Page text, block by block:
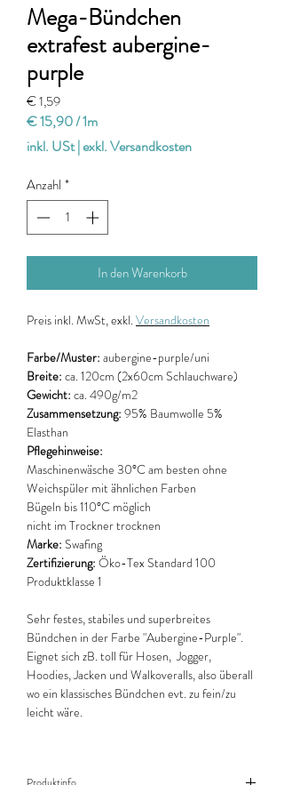
Mega-Bündchen
extrafest aubergine-
purple
€ 1,59Preis
€ 15,90/1m
€ 15,90
pro
1
Meter
inkl. USt|exkl. Versandkosten
Anzahl *
In den Warenkorb
Preis inkl. MwSt, exkl. Versandkosten
Farbe/Muster: aubergine-purple/uni
Breite: ca. 120cm (2x60cm Schlauchware)
Gewicht: ca. 490g/m2
Zusammensetzung: 95% Baumwolle 5%
Elasthan
Pflegehinweise:
Maschinenwäsche 30°C am besten ohne
Weichspüler mit ähnlichen Farben
Bügeln bis 110°C möglich
nicht im Trockner trocknen
Marke: Swafing
Zertifizierung: Öko-Tex Standard 100
Produktklasse 1
Sehr festes, stabiles und superbreites
Bündchen in der Farbe "Aubergine-Purple".
Eignet sich zB. toll für Hosen, Jogger,
Hoodies, Jacken und Walkoveralls, also überall
wo ein klassisches Bündchen evt. zu fein/zu
leicht wäre.